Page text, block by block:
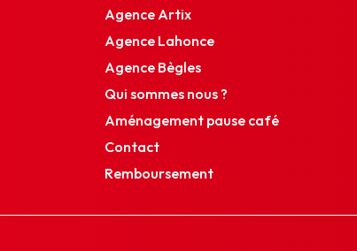
Agence Artix
Agence Lahonce
Agence Bègles
Qui sommes nous ?
Aménagement pause café
Contact
Remboursement